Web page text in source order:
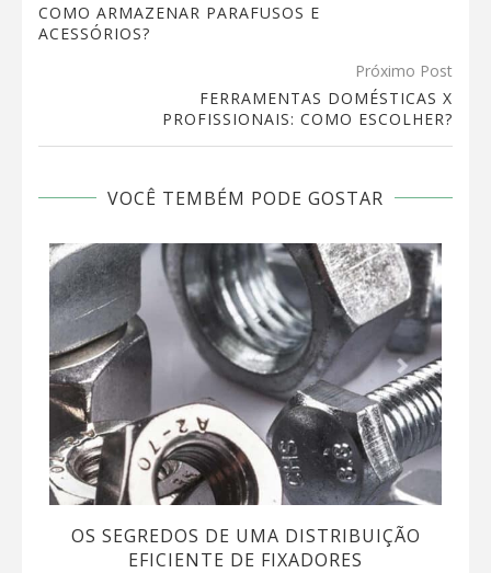
COMO ARMAZENAR PARAFUSOS E
ACESSÓRIOS?
Próximo Post
FERRAMENTAS DOMÉSTICAS X
PROFISSIONAIS: COMO ESCOLHER?
VOCÊ TEMBÉM PODE GOSTAR
OS SEGREDOS DE UMA DISTRIBUIÇÃO
EFICIENTE DE FIXADORES